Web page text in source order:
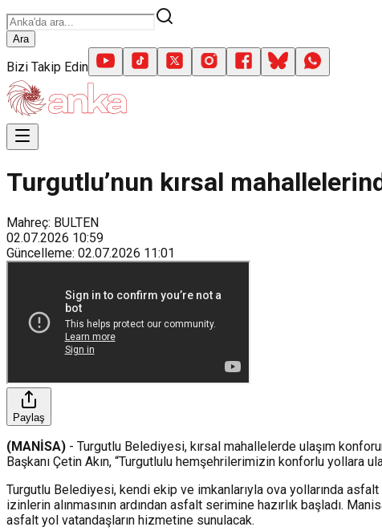
Ara
Bizi Takip Edin
Turgutlu’nun kırsal
Mahreç: BULTEN
02.07.2026 10:59
Güncelleme: 02.07.2026 11:01
Paylaş
(MANİSA) - Turgutlu Belediyesi, kırsal mahallelerde ulaşım
Başkanı Çetin Akın, “Turgutlulu hemşehrilerimizin konforlu
Turgutlu Belediyesi, kendi ekip ve imkanlarıyla ova yollarında
izinlerin alınmasının ardından asfalt serimine hazırlık başladı.
asfalt yol vatandaşların hizmetine sunulacak.